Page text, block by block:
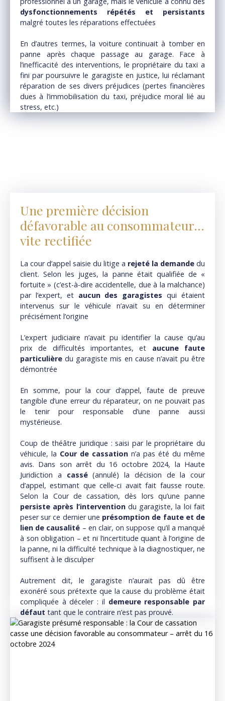
dysfonctionnements répétés et persistants
malgré toutes les réparations effectuées
En d’autres termes, la voiture continuait à tomber en
panne après chaque passage au garage. Face à
l’inefficacité des interventions, le propriétaire du taxi a
fini par poursuivre le garagiste en justice, lui réclamant
réparation de ses divers préjudices (pertes financières
dues à l’immobilisation du taxi, préjudice moral lié au
stress, etc.)
Une première décision
défavorable au consommateur…
vite rectifiée
La cour d’appel saisie du litige a rejeté la demande du
client. Selon les juges, la panne était qualifiée de «
fortuite » (c’est-à-dire accidentelle, due à la malchance)
par l’expert, et aucun des garagistes qui étaient
intervenus sur le véhicule n’avait su en déterminer
précisément l’origine
L’expert judiciaire n’avait pu identifier la cause qu’au
prix de difficultés importantes, et
aucune faute
particulière du garagiste mis en cause n’avait pu être
démontrée
En somme, pour la cour d’appel, faute de preuve
tangible d’une erreur du réparateur, on ne pouvait pas
le tenir pour responsable d’une panne aussi
mystérieuse.
Coup de théâtre juridique : saisi par le propriétaire du
véhicule, la Cour de cassation n’a pas été du même
avis. Dans son arrêt du 16 octobre 2024, la Haute
Juridiction a
cassé (annulé) la décision de la cour
d’appel, estimant que celle-ci avait fait fausse route.
Selon la Cour de cassation, dès lors qu’une panne
persiste après l’intervention du garagiste, la loi fait
peser sur ce dernier une présomption de faute et de
lien de causalité – en clair, on suppose qu’il a manqué
à son obligation – et ni l’incertitude quant à l’origine de
la panne, ni la difficulté technique à la diagnostiquer, ne
suffisent à le disculper
Autrement dit, le garagiste n’aurait pas dû être
exonéré sous prétexte que la cause du problème était
compliquée à déceler : il demeure responsable par
défaut tant que le contraire n’est pas prouvé.